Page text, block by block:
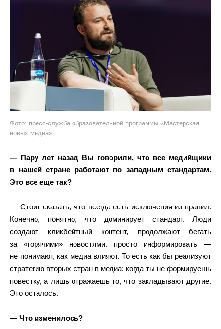
Фото: пресс-служба образовательной программы «Мастерская
новых медиа»
— Пару лет назад Вы говорили, что все медийщики
в нашей стране работают по западным стандартам.
Это все еще так?
— Стоит сказать, что всегда есть исключения из правил.
Конечно, понятно, что доминирует стандарт. Люди
создают кликбейтный контент, продолжают бегать
за «горячими» новостями, просто информировать —
не понимают, как медиа влияют. То есть как бы реализуют
стратегию вторых стран в медиа: когда ты не формируешь
повестку, а лишь отражаешь то, что закладывают другие.
Это осталось.
— Что изменилось?